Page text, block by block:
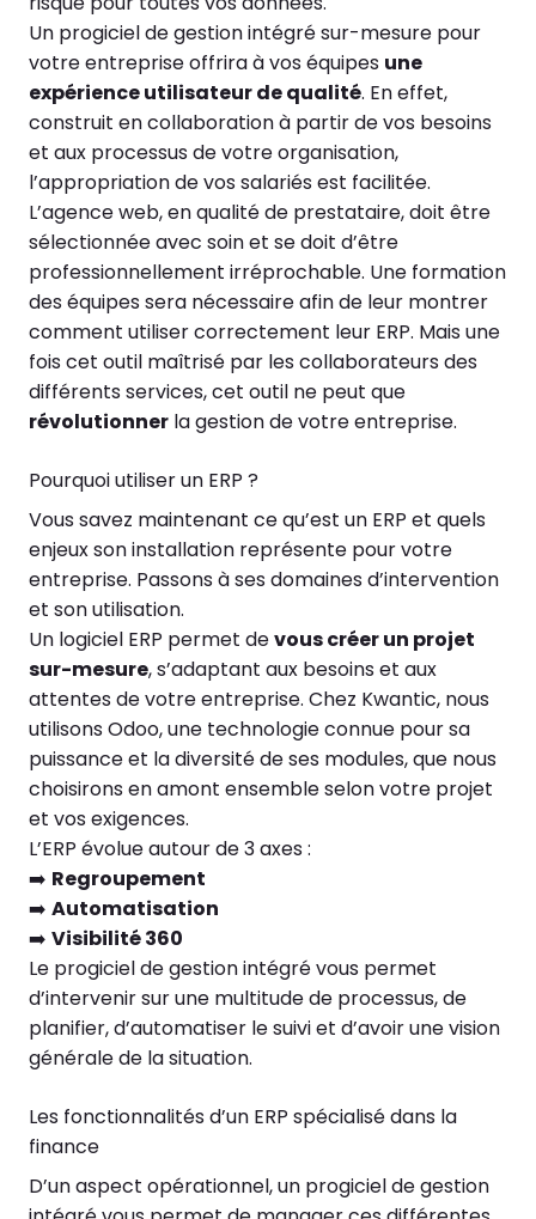
Un progiciel de gestion intégré sur-mesure pour
votre entreprise offrira à vos équipes une
expérience utilisateur de qualité. En effet,
construit en collaboration à partir de vos besoins
et aux processus de votre organisation,
l’appropriation de vos salariés est facilitée.
L’agence web, en qualité de prestataire, doit être
sélectionnée avec soin et se doit d’être
professionnellement irréprochable. Une formation
des équipes sera nécessaire afin de leur montrer
comment utiliser correctement leur ERP. Mais une
fois cet outil maîtrisé par les collaborateurs des
différents services, cet outil ne peut que
révolutionner la gestion de votre entreprise.
Pourquoi utiliser un ERP ?
Vous savez maintenant ce qu’est un ERP et quels
enjeux son installation représente pour votre
entreprise. Passons à ses domaines d’intervention
et son utilisation.
Un logiciel ERP permet devous créer un projet
sur-mesure, s’adaptant aux besoins et aux
attentes de votre entreprise. Chez Kwantic, nous
utilisons Odoo, une technologie connue pour sa
puissance et la diversité de ses modules, que nous
choisirons en amont ensemble selon votre projet
et vos exigences.
L’ERP évolue autour de 3 axes :
➡️ Regroupement
➡️ Automatisation
➡️ Visibilité 360
Le progiciel de gestion intégré vous permet
d’intervenir sur une multitude de processus, de
planifier, d’automatiser le suivi et d’avoir une vision
générale de la situation.
Les fonctionnalités d’un ERP spécialisé dans la
finance
D’un aspect opérationnel, un progiciel de gestion